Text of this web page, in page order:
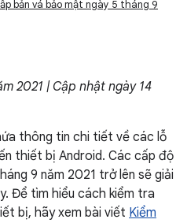
bản vá bảo mật ngày 5 tháng 9
2021 | Cập nhật ngày 14
thông tin chi tiết về các lỗ
thiết bị Android. Các cấp độ
9 năm 2021 trở lên sẽ giải
Để tìm hiểu cách kiểm tra
bị, hãy xem bài viết Kiểm